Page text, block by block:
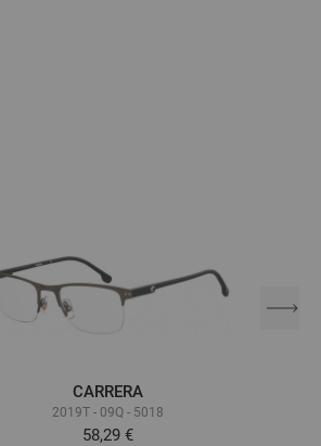
CARRERA
2019T - 09Q - 5018
58,29 €